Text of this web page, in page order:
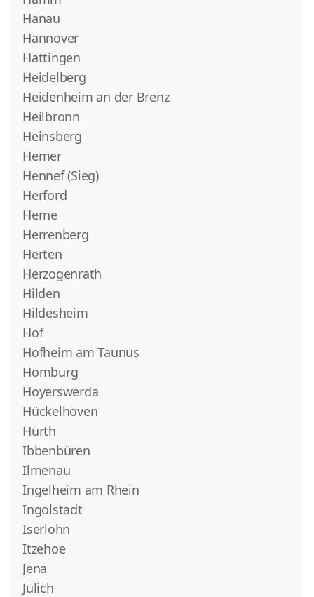
Hanau
Hannover
Hattingen
Heidelberg
Heidenheim an der Brenz
Heilbronn
Heinsberg
Hemer
Hennef (Sieg)
Herford
Herne
Herrenberg
Herten
Herzogenrath
Hilden
Hildesheim
Hof
Hofheim am Taunus
Homburg
Hoyerswerda
Hückelhoven
Hürth
Ibbenbüren
Ilmenau
Ingelheim am Rhein
Ingolstadt
Iserlohn
Itzehoe
Jena
Jülich